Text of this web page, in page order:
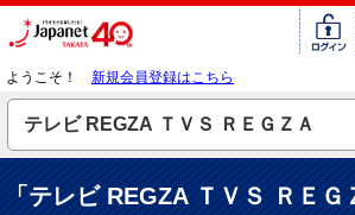
ようこそ！ 新規会員登録はこちら
「テレビ REGZA ＴＶＳ ＲＥ